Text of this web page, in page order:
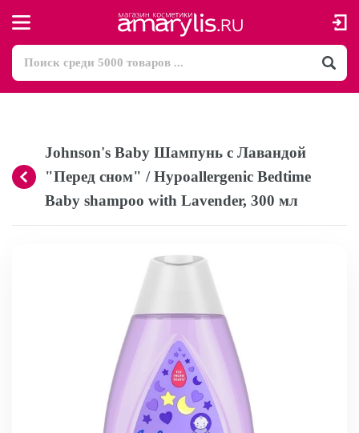
Johnson's Baby Шампунь с Лавандой
"Перед сном" / Hypoallergenic Bedtime
Baby shampoo with Lavender, 300 мл